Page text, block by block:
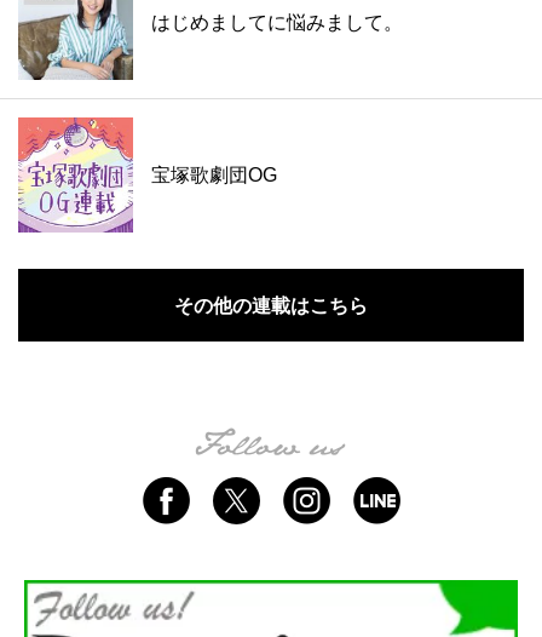
はじめましてに悩みまして。
宝塚歌劇団OG
その他の連載はこちら